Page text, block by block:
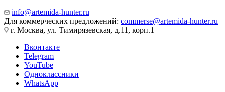
info@artemida-hunter.ru
Для коммерческих предложений: commerse@artemida-hunter.ru
г. Москва, ул. Тимирязевская, д.11, корп.1
Вконтакте
Telegram
YouTube
Одноклассники
WhatsApp